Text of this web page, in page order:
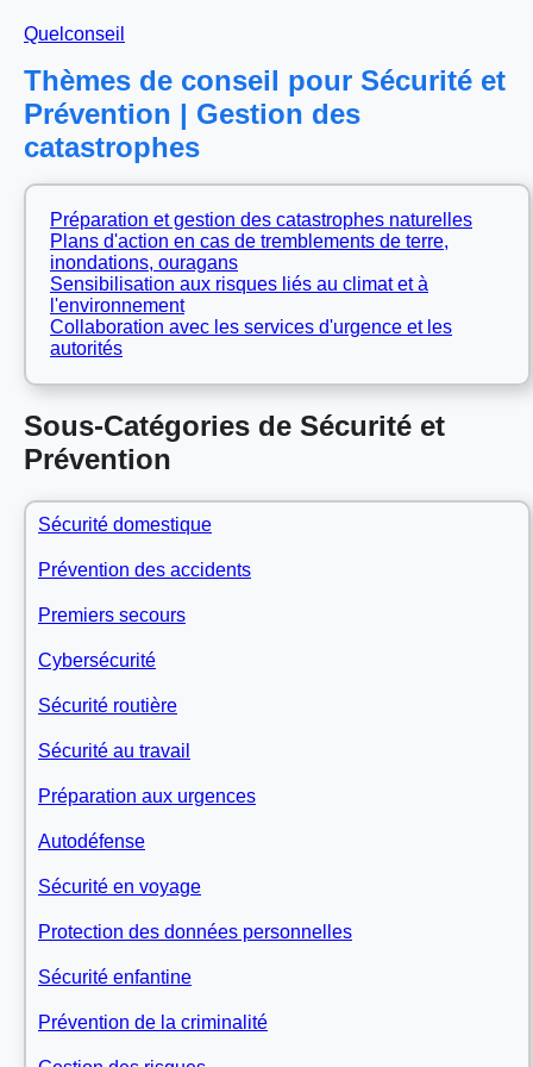
Quelconseil
Thèmes de conseil pour Sécurité et
Prévention | Gestion des
catastrophes
Préparation et gestion des catastrophes naturelles
Plans d'action en cas de tremblements de terre,
inondations, ouragans
Sensibilisation aux risques liés au climat et à
l'environnement
Collaboration avec les services d'urgence et les
autorités
Sous-Catégories de Sécurité et
Prévention
Sécurité domestique
Prévention des accidents
Premiers secours
Cybersécurité
Sécurité routière
Sécurité au travail
Préparation aux urgences
Autodéfense
Sécurité en voyage
Protection des données personnelles
Sécurité enfantine
Prévention de la criminalité